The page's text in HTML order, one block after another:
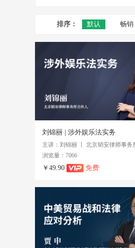
排序： 默认 畅销
刘锦丽 | 涉外娱乐法实务
主讲：刘锦丽 丨 北京韬安律师事务
浏览量：7066
￥49.90 免费